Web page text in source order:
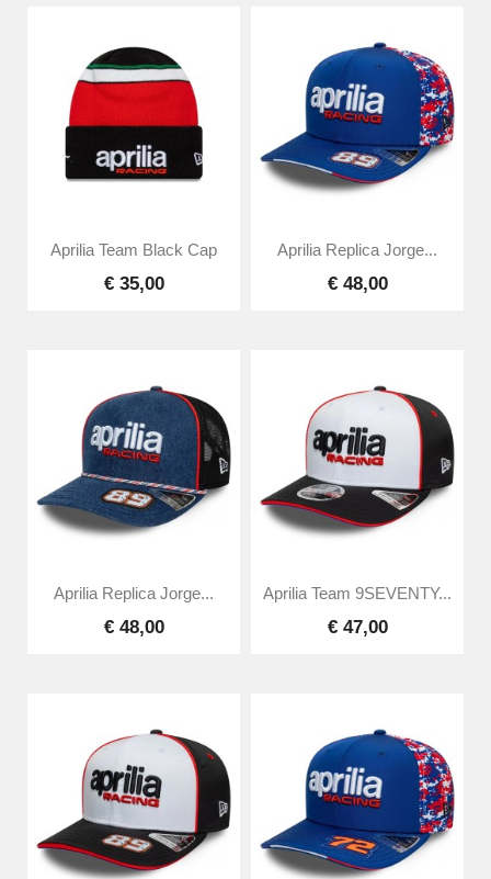
Aprilia Team Black Cap
€ 35,00
Aprilia Replica Jorge...
€ 48,00
Aprilia Replica Jorge...
€ 48,00
Aprilia Team 9SEVENTY...
€ 47,00